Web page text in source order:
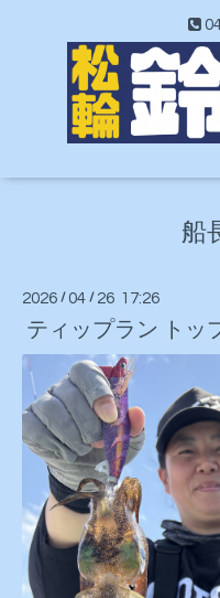
船
2026 / 04 / 26 17:26
ティップラン トッ